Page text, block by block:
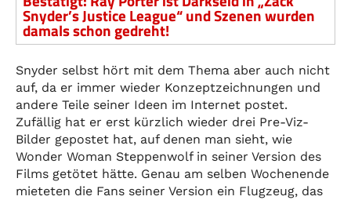
Snyder’s Justice League“ und Szenen wurden
damals schon gedreht!
Snyder selbst hört mit dem Thema aber auch nicht
auf, da er immer wieder Konzeptzeichnungen und
andere Teile seiner Ideen im Internet postet.
Zufällig hat er erst kürzlich wieder drei Pre-Viz-
Bilder gepostet hat, auf denen man sieht, wie
Wonder Woman Steppenwolf in seiner Version des
Films getötet hätte. Genau am selben Wochenende
mieteten die Fans seiner Version ein Flugzeug, das